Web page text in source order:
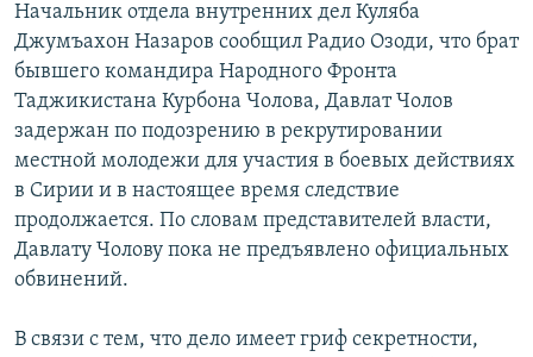
Начальник отдела внутренних дел Куляба
Джумъахон Назаров сообщил Радио Озоди, что брат
бывшего командира Народного Фронта
Таджикистана Курбона Чолова, Давлат Чолов
задержан по подозрению в рекрутировании
местной молодежи для участия в боевых действиях
в Сирии и в настоящее время следствие
продолжается. По словам представителей власти,
Давлату Чолову пока не предъявлено официальных
обвинений.
В связи с тем, что дело имеет гриф секретности,